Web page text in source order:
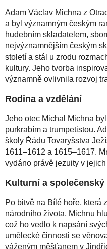
Adam Václav Michna z
a byl významným českým
hudebním skladatelem,
nejvýznamnějším českým
století a stál u zrodu
kultury. Jeho tvorba
významně ovlivnila rozvoj
Rodina a vzdělání
Jeho otec Michal Michna
purkrabím a trumpetistou.
školy Řádu Tovaryšstva
1611–1612 a 1615–1617.
vydáno právě jezuity v
Kulturní a společenský
Po bitvě na Bílé hoře, která
národního života, Michnu
což ho vedlo k napsání
umělecké činnosti se
váženým měšťanem v